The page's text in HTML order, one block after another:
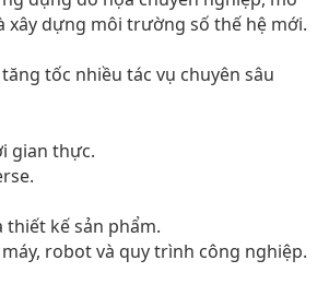
xây dựng môi trường số thế hệ mới.
tốc nhiều tác vụ chuyên sâu
gian thực.
thiết kế sản phẩm.
robot và quy trình công nghiệp.